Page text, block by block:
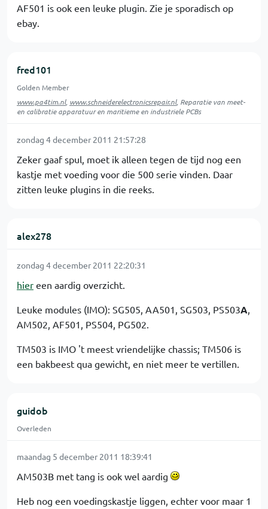
AF501 is ook een leuke plugin. Zie je sporadisch op
ebay.
fred101
Golden Member
www.pa4tim.nl, www.schneiderelectronicsrepair.nl, Reparatie van meet-
en calibratie apparatuur en maritieme en industriele PCBs
zondag 4 december 2011 21:57:28
Zeker gaaf spul, moet ik alleen tegen de tijd nog een
kastje met voeding voor die 500 serie vinden. Daar
zitten leuke plugins in die reeks.
alex278
zondag 4 december 2011 22:20:31
hier een aardig overzicht.
Leuke modules (IMO): SG505, AA501, SG503, PS503A,
AM502, AF501, PS504, PG502.
TM503 is IMO 't meest vriendelijke chassis; TM506 is
een bakbeest qua gewicht, en niet meer te vertillen.
guidob
Overleden
maandag 5 december 2011 18:39:41
AM503B met tang is ook wel aardig
Heb nog een voedingskastje liggen, echter voor maar 1